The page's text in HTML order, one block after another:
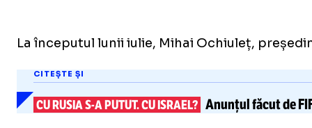
La începutul lunii iulie, Mihai Ochiuleț,
CITEȘTE ȘI
CU RUSIAS-APUTUT. CU ISRAEL? Anunțul făcut de